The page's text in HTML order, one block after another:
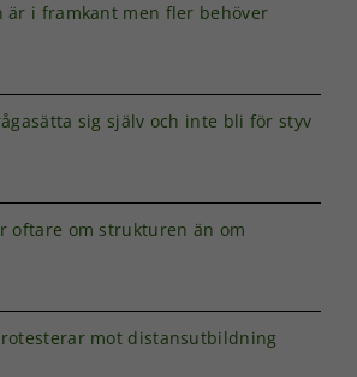
är i framkant men fler behöver
sig själv och inte bli för styv
oftare om strukturen än om
mot distansutbildning